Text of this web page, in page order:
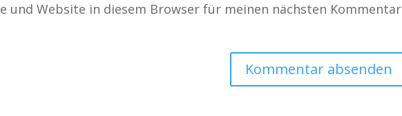
und Website in diesem Browser für meinen nächsten Kommentar